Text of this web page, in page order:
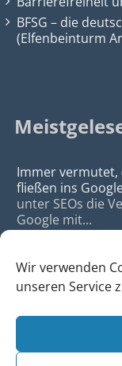
Wir verwenden
unseren Service
BFSG – die
(Elfenbeinturm
Immer vermutet,
fließen ins
unter SEOs die
Google mit...